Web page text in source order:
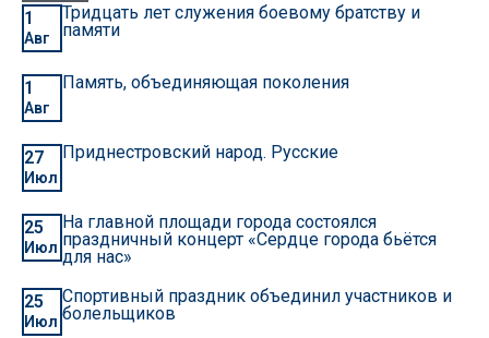
1
Авг
Тридцать лет служения боевому братству и
памяти
1
Авг
Память, объединяющая поколения
27
Июл
Приднестровский народ. Русские
25
Июл
На главной площади города состоялся
праздничный концерт «Сердце города бьётся
для нас»
25
Июл
Спортивный праздник объединил участников и
болельщиков